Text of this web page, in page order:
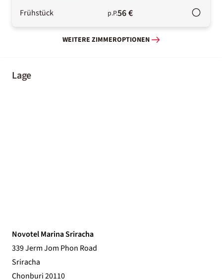
Frühstück p.P.56 €
WEITERE ZIMMEROPTIONEN
Lage
Novotel Marina Sriracha
339 Jerm Jom Phon Road
Sriracha
Chonburi 20110